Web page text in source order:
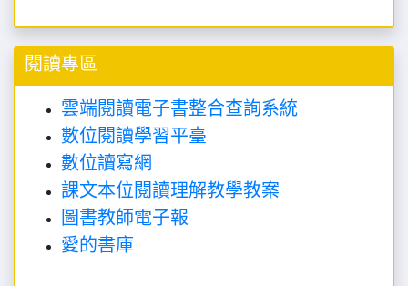
閱讀專區
雲端閱讀電子書整合查詢系統
數位閱讀學習平臺
數位讀寫網
課文本位閱讀理解教學教案
圖書教師電子報
愛的書庫